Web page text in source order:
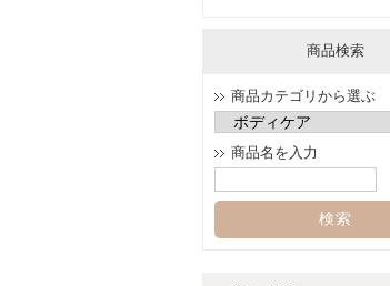
商品検索
商品カテゴリから選ぶ
商品名を入力